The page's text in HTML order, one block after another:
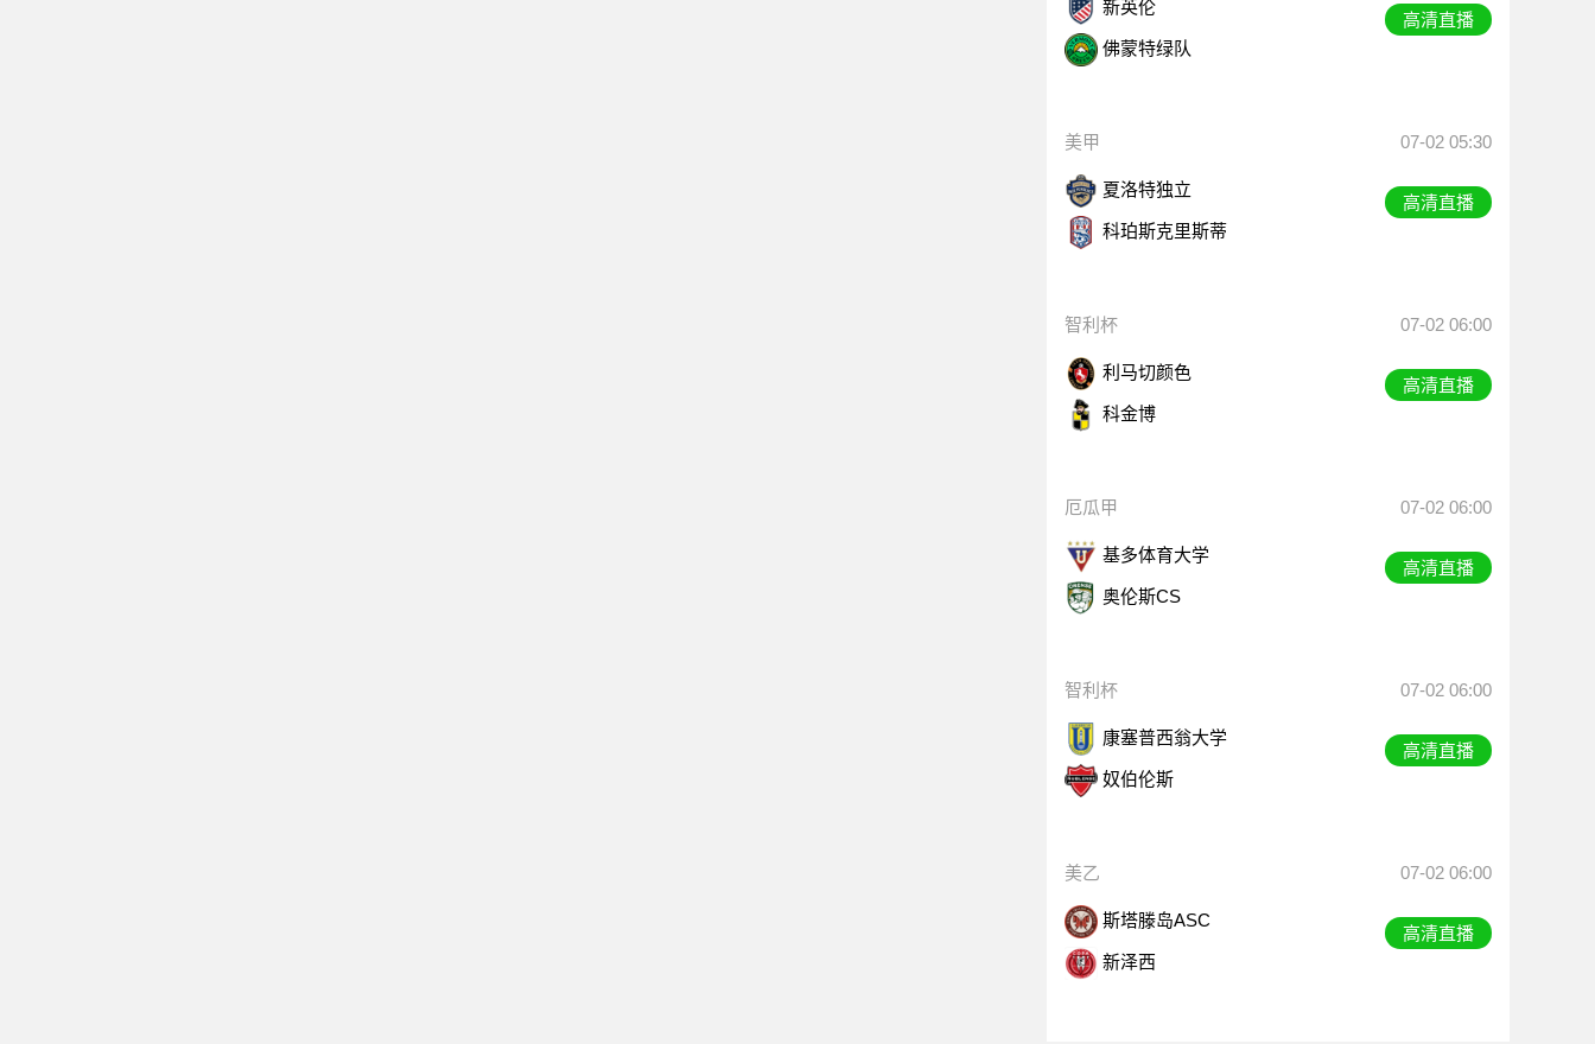
新英伦
佛蒙特绿队
高清直播
美甲 07-02 05:30
夏洛特独立
科珀斯克里斯蒂
高清直播
智利杯 07-02 06:00
利马切颜色
科金博
高清直播
厄瓜甲 07-02 06:00
基多体育大学
奥伦斯CS
高清直播
智利杯 07-02 06:00
康塞普西翁大学
奴伯伦斯
高清直播
美乙 07-02 06:00
斯塔滕岛ASC
新泽西
高清直播